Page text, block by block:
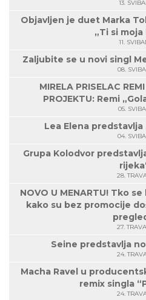
13.
Objavljen je duet Marka
„Ti si moja
11.
Zaljubite se u novi singl
08.
MIRELA PRISELAC
PROJEKTU: Remi
05.
Lea Elena
04.
Grupa Kolodvor
28.
NOVO U MENARTU! Tko
kako su bez promocije
27.
Seine predstavlja
24.
Macha Ravel u
remix singla
24.